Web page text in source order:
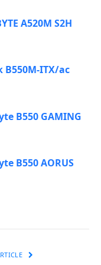
A520M S2H
B550M-ITX/ac
B550 GAMING
B550 AORUS